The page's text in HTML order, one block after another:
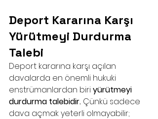
Deport Kararına Karşı
Yürütmeyi Durdurma
Talebi
Deport kararına karşı açılan
davalarda en önemli hukuki
enstrümanlardan biri yürütmeyi
durdurma talebidir. Çünkü sadece
dava açmak yeterli olmayabilir;